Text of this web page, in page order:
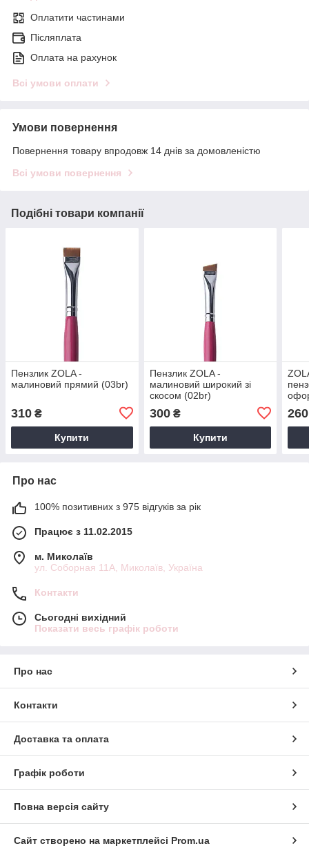
Оплатити частинами
Післяплата
Оплата на рахунок
Всі умови оплати
Умови повернення
Повернення товару впродовж 14 днів за домовленістю
Всі умови повернення
Подібні товари компанії
Пензлик ZOLA -
малиновий прямий (03br)
310 ₴
Купити
Пензлик ZOLA -
малиновий широкий зі
скосом (02br)
300₴
Купити
260
Про нас
100% позитивних з 975 відгуків за рік
Працює з 11.02.2015
м. Миколаїв
ул. Соборная 11А, Миколаїв, Україна
Контакти
Сьогодні вихідний
Показати весь графік роботи
Про нас
Контакти
Доставка та оплата
Графік роботи
Повна версія сайту
Сайт створено на маркетплейсі Prom.ua